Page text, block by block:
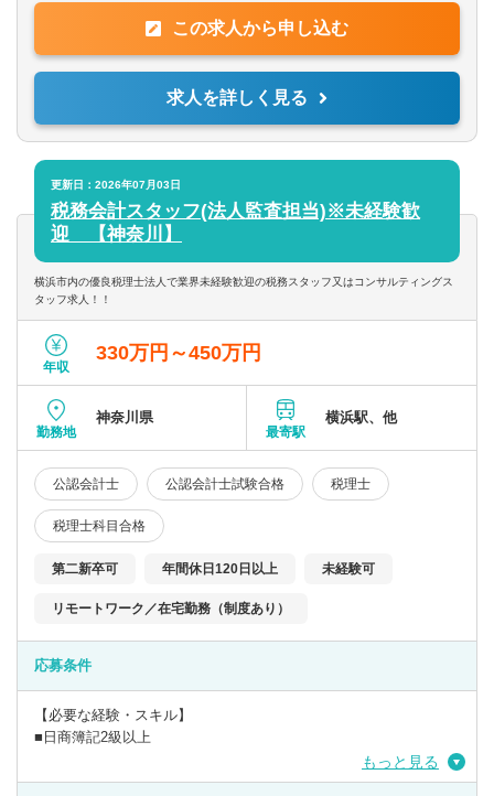
■ 経営支援コンサルティング（MAS業務）
「経営者の右腕」として、会社の数字や将来の計画を一緒に考え
るお仕事です。
経営計画の策定、資金繰りの見直し、財務分析などを通じて、
企業の課題を整理し、利益とキャッシュを最大化する支援をしま
す。
■ 融資支援
「融資を受けたい」「返済計画を見直したい」といった経営者の
ニーズに対し、銀行との面談サポート、必要資料の作成・説明な
どを行います。
将来的には、より高度な金融支援にも挑戦いただけます。
■ その他の業務
各種補助金の申請サポート
金融機関や顧客との連携活動
税理士補助業務 など
この求人から申し込む
求人を詳しく見る
更新日：2026年07月03日
税務会計スタッフ(法人監査担当)※未経験歓
迎 【神奈川】
横浜市内の優良税理士法人で業界未経験歓迎の税務スタッフ又はコンサルティングス
タッフ求人！！
年収
330万円～450万円
勤務地
神奈川県
最寄駅
横浜駅、他
公認会計士 公認会計士試験合格 税理士
税理士科目合格
第二新卒可 年間休日120日以上 未経験可
リモートワーク／在宅勤務（制度あり）
応募条件
【必要な経験・スキル】
■日商簿記2級以上
もっと見る